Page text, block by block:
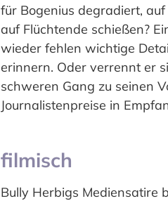
für Bogenius degradiert,
auf Flüchtende schießen?
wieder fehlen wichtige
erinnern. Oder verrennt er
schweren Gang zu seinen
Journalistenpreise in
filmisch
Bully Herbigs Mediensatire